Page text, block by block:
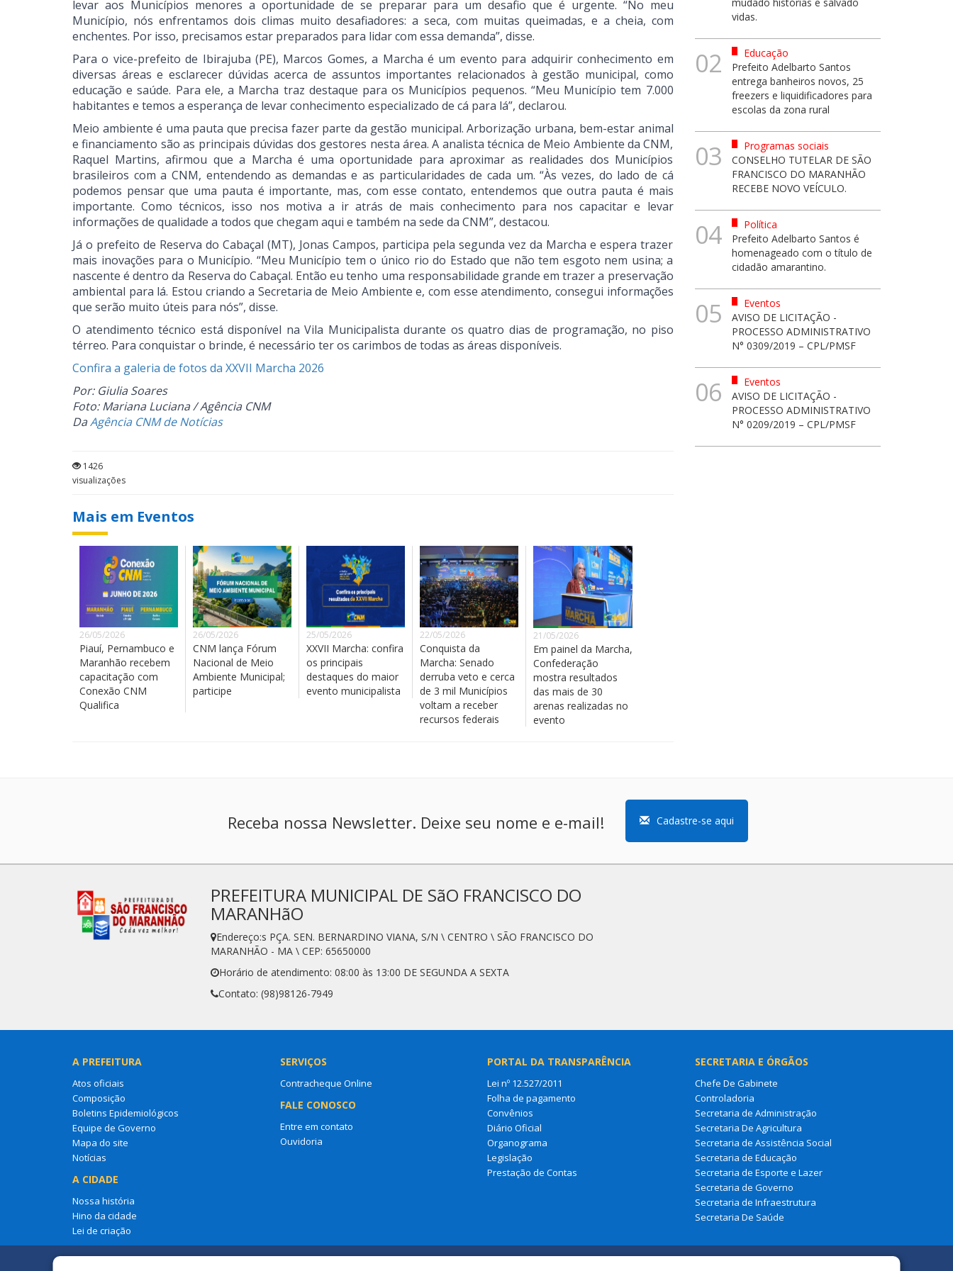
levar aos Municípios menores a oportunidade de se preparar para um desafio que é urgente. “No meu
Município, nós enfrentamos dois climas muito desafiadores: a seca, com muitas queimadas, e a cheia, com
enchentes. Por isso, precisamos estar preparados para lidar com essa demanda”, disse.
Para o vice-prefeito de Ibirajuba (PE), Marcos Gomes, a Marcha é um evento para adquirir conhecimento em
diversas áreas e esclarecer dúvidas acerca de assuntos importantes relacionados à gestão municipal, como
educação e saúde. Para ele, a Marcha traz destaque para os Municípios pequenos. “Meu Município tem 7.000
habitantes e temos a esperança de levar conhecimento especializado de cá para lá”, declarou.
Meio ambiente é uma pauta que precisa fazer parte da gestão municipal. Arborização urbana, bem-estar animal
e financiamento são as principais dúvidas dos gestores nesta área. A analista técnica de Meio Ambiente da CNM,
Raquel Martins, afirmou que a Marcha é uma oportunidade para aproximar as realidades dos Municípios
brasileiros com a CNM, entendendo as demandas e as particularidades de cada um. “Às vezes, do lado de cá
podemos pensar que uma pauta é importante, mas, com esse contato, entendemos que outra pauta é mais
importante. Como técnicos, isso nos motiva a ir atrás de mais conhecimento para nos capacitar e levar
informações de qualidade a todos que chegam aqui e também na sede da CNM”, destacou.
Já o prefeito de Reserva do Cabaçal (MT), Jonas Campos, participa pela segunda vez da Marcha e espera trazer
mais inovações para o Município. “Meu Município tem o único rio do Estado que não tem esgoto nem usina; a
nascente é dentro da Reserva do Cabaçal. Então eu tenho uma responsabilidade grande em trazer a preservação
ambiental para lá. Estou criando a Secretaria de Meio Ambiente e, com esse atendimento, consegui informações
que serão muito úteis para nós”, disse.
O atendimento técnico está disponível na Vila Municipalista durante os quatro dias de programação, no piso
térreo. Para conquistar o brinde, é necessário ter os carimbos de todas as áreas disponíveis.
Confira a galeria de fotos da XXVII Marcha 2026
Por: Giulia Soares
Foto: Mariana Luciana / Agência CNM
DaAgência CNM de Notícias
1426
visualizações
Mais em Eventos
26/05/2026
Piauí, Pernambuco e
Maranhão recebem
capacitação com
Conexão CNM
Qualifica
26/05/2026
CNM lança Fórum
Nacional de Meio
Ambiente Municipal;
participe
25/05/2026
XXVII Marcha: confira
os principais
destaques do maior
evento municipalista
22/05/2026
Conquista da
Marcha: Senado
derruba veto e cerca
de 3 mil Municípios
voltam a receber
recursos federais
21/05/2026
Em painel da Marcha,
Confederação
mostra resultados
das mais de 30
arenas realizadas no
evento
vidas.
02
Educação
Prefeito Adelbarto Santos
entrega banheiros novos, 25
freezers e liquidificadores para
escolas da zona rural
03
Programas sociais
CONSELHO TUTELAR DE SÃO
FRANCISCO DO MARANHÃO
RECEBE NOVO VEÍCULO.
04
Política
Prefeito Adelbarto Santos é
homenageado com o título de
cidadão amarantino.
05
Eventos
AVISO DE LICITAÇÃO -
PROCESSO ADMINISTRATIVO
N° 0309/2019 – CPL/PMSF
06
Eventos
AVISO DE LICITAÇÃO -
PROCESSO ADMINISTRATIVO
N° 0209/2019 – CPL/PMSF
Receba nossa Newsletter. Deixe seu nome e e-mail! Cadastre-se aqui
PREFEITURA MUNICIPAL DE SãO FRANCISCO DO
MARANHãO
Endereço:s PÇA. SEN. BERNARDINO VIANA, S/N \ CENTRO \ SÃO FRANCISCO DO
MARANHÃO - MA \ CEP: 65650000
Horário de atendimento: 08:00 às 13:00 DE SEGUNDA A SEXTA
Contato: (98)98126-7949
A PREFEITURA
Atos oficiais
Composição
Boletins Epidemiológicos
Equipe de Governo
Mapa do site
Notícias
A CIDADE
Nossa história
Hino da cidade
Lei de criação
SERVIÇOS
Contracheque Online
FALE CONOSCO
Entre em contato
Ouvidoria
PORTAL DA TRANSPARÊNCIA
Lei nº 12.527/2011
Folha de pagamento
Convênios
Diário Oficial
Organograma
Legislação
Prestação de Contas
SECRETARIA E ÓRGÃOS
Chefe De Gabinete
Controladoria
Secretaria de Administração
Secretaria De Agricultura
Secretaria de Assistência Social
Secretaria de Educação
Secretaria de Esporte e Lazer
Secretaria de Governo
Secretaria de Infraestrutura
Secretaria De Saúde